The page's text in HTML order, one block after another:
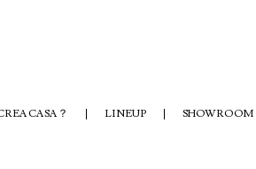
？ LINEUP SHOWROOM